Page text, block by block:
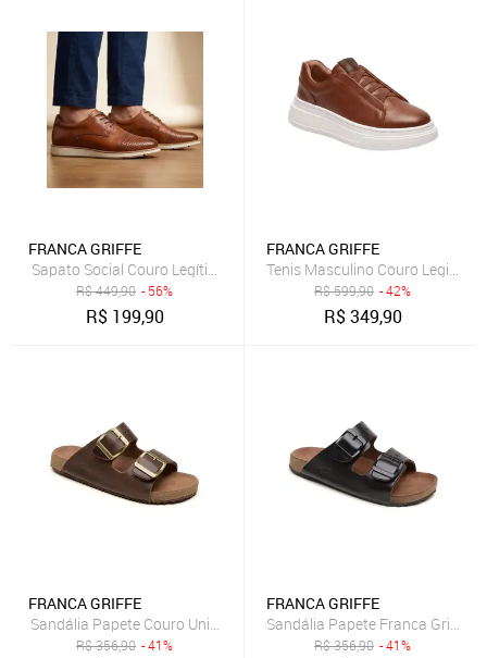
FRANCA GRIFFE
Sapato Social Couro Legítimo Franca Griffe Sola Costurada
R$449,90 - 56%
R$ 199,90
FRANCA GRIFFE
Tenis Masculino Couro Legitimo
R$599,90 - 42%
R$349,90
FRANCA GRIFFE
Sandália Papete Couro Unissex Ajuste Fivelas Forro Couro Solado
R$356,90 - 41%
FRANCA GRIFFE
Sandália Papete Franca Griffe
R$356,90 - 41%